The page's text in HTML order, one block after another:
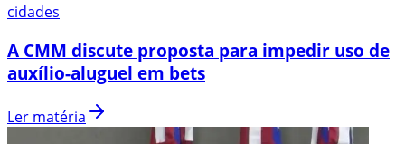
cidades
A CMM discute proposta para impedir uso de
auxílio-aluguel em bets
Ler matéria